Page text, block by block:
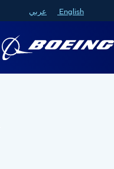
English عربي